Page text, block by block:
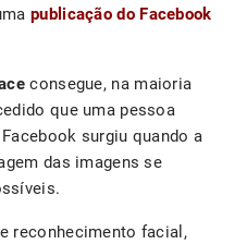
publicação do Facebook
consegue, na maioria
que uma pessoa
surgiu quando a
das imagens se
reconhecimento facial,